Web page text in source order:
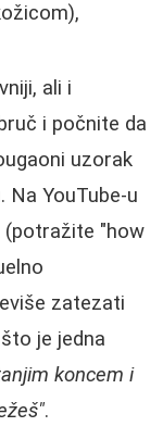
ali i
i počnite da
uzorak
YouTube-u
(potražite "how
zatezati
je jedna
koncem i
.